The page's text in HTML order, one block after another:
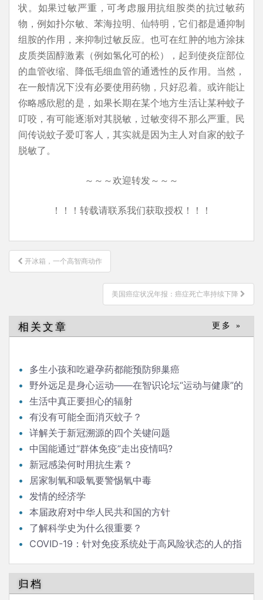
状。如果过敏严重，可考虑服用抗组胺类的抗过敏药
物，例如扑尔敏、苯海拉明、仙特明，它们都是通抑制
组胺的作用，来抑制过敏反应。也可在红肿的地方涂抹
皮质类固醇激素（例如氢化可的松），起到使炎症部位
的血管收缩、降低毛细血管的通透性的反作用。当然，
在一般情况下没有必要使用药物，只好忍着。或许能让
你略感欣慰的是，如果长期在某个地方生活让某种蚊子
叮咬，有可能逐渐对其脱敏，过敏变得不那么严重。民
间传说蚊子爱叮客人，其实就是因为主人对自家的蚊子
脱敏了。
～～～欢迎转发～～～
！！！转载请联系我们获取授权！！！
文
章
开冰箱，一个高智商动作
美国癌症状况年报：癌症死亡率持续下降
相关文章 更多 »
多生小孩和吃避孕药都能预防卵巢癌
野外远足是身心运动——在智识论坛“运动与健康”的
发言生活中真正要担心的辐射
有没有可能全面消灭蚊子？
详解关于新冠溯源的四个关键问题
中国能通过“群体免疫”走出疫情吗?
新冠感染何时用抗生素？
居家制氧和吸氧要警惕氧中毒
发情的经济学
本届政府对中华人民共和国的方针
了解科学史为什么很重要？
COVID-19：针对免疫系统处于高风险状态的人的指
归档